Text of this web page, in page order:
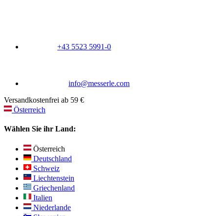
+43 5523 5991-0
info@messerle.com
Versandkostenfrei ab 59 €
Österreich
Wählen Sie ihr Land:
Österreich
Deutschland
Schweiz
Liechtenstein
Griechenland
Italien
Niederlande